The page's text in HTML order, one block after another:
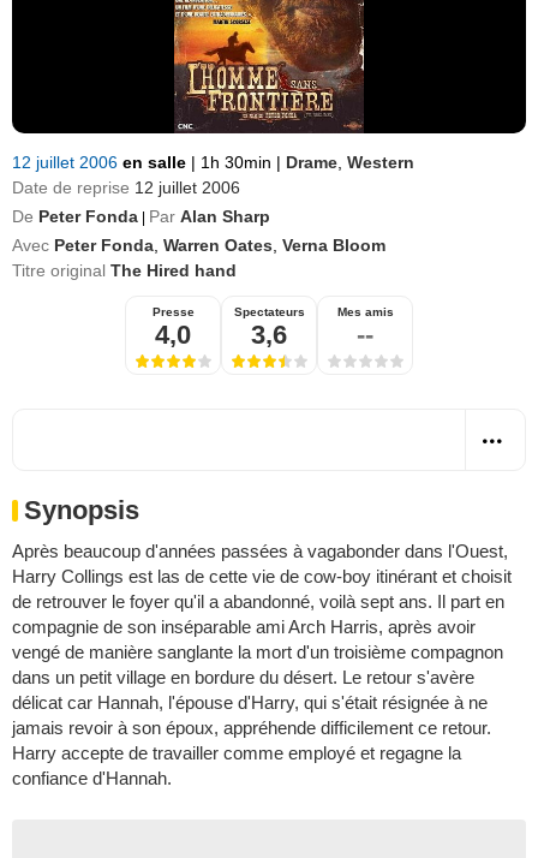
12 juillet 2006 en salle | 1h 30min | Drame Western
Date de reprise 12 juillet 2006
De Peter Fonda Par Alan Sharp
Avec Peter Fonda Warren Oates Verna Bloom
Titre original The Hired hand
Presse
4,0
Spectateurs
3,6
Mes amis
--
Synopsis
Après beaucoup d'années passées à vagabonder dans l'Ouest,
Harry Collings est las de cette vie de cow-boy itinérant et choisit
de retrouver le foyer qu'il a abandonné, voilà sept ans. Il part en
compagnie de son inséparable ami Arch Harris, après avoir
vengé de manière sanglante la mort d'un troisième compagnon
dans un petit village en bordure du désert. Le retour s'avère
délicat car Hannah, l'épouse d'Harry, qui s'était résignée à ne
jamais revoir à son époux, appréhende difficilement ce retour.
Harry accepte de travailler comme employé et regagne la
confiance d'Hannah.